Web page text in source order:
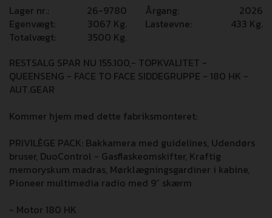
Lager nr.: 26-9780 Årgang:
2026
Egenvægt:
3067 Kg. Lasteevne: 433 Kg.
Totalvægt:
3500 Kg.
RESTSALG SPAR NU 155.100,- TOPKVALITET -
QUEENSENG - FACE TO FACE SIDDEGRUPPE - 180 HK -
AUT.GEAR
Kommer hjem med dette fabriksmonteret:
PRIVILÈGE PACK: Bakkamera med guidelines, Udendørs
bruser, DuoControl - Gasflaskeomskifter, Kraftig
memoryskum madras, Mørklægningsgardiner i kabine,
Pioneer multimedia radio med 9” skærm
- Motor 180 HK